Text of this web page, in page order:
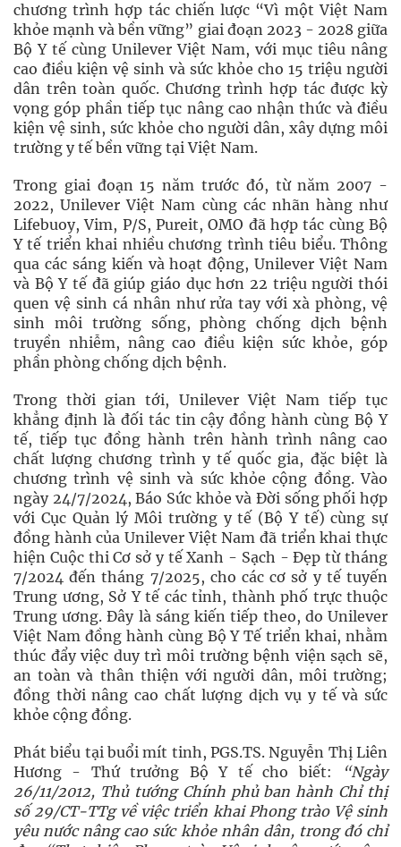
chương trình hợp tác chiến lược “Vì một Việt Nam
khỏe mạnh và bền vững” giai đoạn 2023 - 2028 giữa
Bộ Y tế cùng Unilever Việt Nam, với mục tiêu nâng
cao điều kiện vệ sinh và sức khỏe cho 15 triệu người
dân trên toàn quốc. Chương trình hợp tác được kỳ
vọng góp phần tiếp tục nâng cao nhận thức và điều
kiện vệ sinh, sức khỏe cho người dân, xây dựng môi
trường y tế bền vững tại Việt Nam.
Trong giai đoạn 15 năm trước đó, từ năm 2007 -
2022, Unilever Việt Nam cùng các nhãn hàng như
Lifebuoy, Vim, P/S, Pureit, OMO đã hợp tác cùng Bộ
Y tế triển khai nhiều chương trình tiêu biểu. Thông
qua các sáng kiến và hoạt động, Unilever Việt Nam
và Bộ Y tế đã giúp giáo dục hơn 22 triệu người thói
quen vệ sinh cá nhân như rửa tay với xà phòng, vệ
sinh môi trường sống, phòng chống dịch bệnh
truyền nhiễm, nâng cao điều kiện sức khỏe, góp
phần phòng chống dịch bệnh.
Trong thời gian tới, Unilever Việt Nam tiếp tục
khẳng định là đối tác tin cậy đồng hành cùng Bộ Y
tế, tiếp tục đồng hành trên hành trình nâng cao
chất lượng chương trình y tế quốc gia, đặc biệt là
chương trình vệ sinh và sức khỏe cộng đồng. Vào
ngày 24/7/2024, Báo Sức khỏe và Đời sống phối hợp
với Cục Quản lý Môi trường y tế (Bộ Y tế) cùng sự
đồng hành của Unilever Việt Nam đã triển khai thực
hiện Cuộc thi Cơ sở y tế Xanh - Sạch - Đẹp từ tháng
7/2024 đến tháng 7/2025, cho các cơ sở y tế tuyến
Trung ương, Sở Y tế các tỉnh, thành phố trực thuộc
Trung ương. Đây là sáng kiến tiếp theo, do Unilever
Việt Nam đồng hành cùng Bộ Y Tế triển khai, nhằm
thúc đẩy việc duy trì môi trường bệnh viện sạch sẽ,
an toàn và thân thiện với người dân, môi trường;
đồng thời nâng cao chất lượng dịch vụ y tế và sức
khỏe cộng đồng.
Phát biểu tại buổi mít tinh, PGS.TS. Nguyễn Thị Liên
Hương - Thứ trưởng Bộ Y tế cho biết:
“Ngày
26/11/2012, Thủ tướng Chính phủ ban hành Chỉ thị
số 29/CT-TTg về việc triển khai Phong trào Vệ sinh
yêu nước nâng cao sức khỏe nhân dân, trong đó chỉ